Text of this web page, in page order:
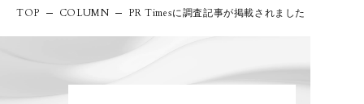
TOP COLUMN PR Timesに調査記事が掲載されました